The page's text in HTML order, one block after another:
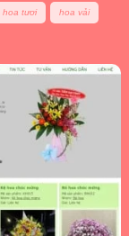
hoa tươi hoa vải